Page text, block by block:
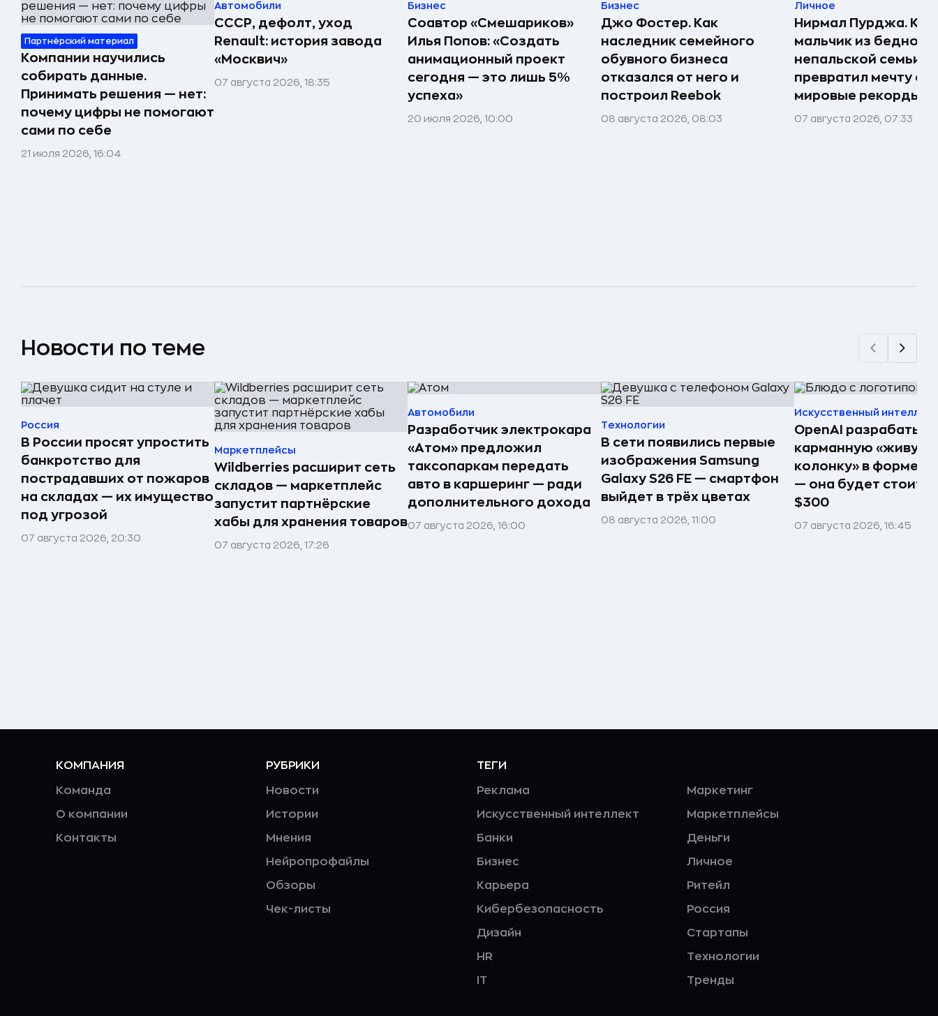
Партнёрский материал
Компании научились
собирать данные.
Принимать решения — нет:
почему цифры не помогают
сами по себе
21 июля 2026, 16:04
Автомобили
СССР, дефолт, уход
Renault: история завода
«Москвич»
07 августа 2026, 18:35
Бизнес
Соавтор «Смешариков»
Илья Попов: «Создать
анимационный проект
сегодня — это лишь 5%
успеха»
20 июля 2026, 10:00
Бизнес
Джо Фостер. Как
наследник семейного
обувного бизнеса
отказался от него и
построил Reebok
08 августа 2026, 08:03
Личное
Нирмал Пурджа. Как
мальчик из бедной
непальской семьи
превратил мечту о
мировые рекорды и
07 августа 2026, 07:33
Новости по теме
Россия
В России просят упростить
банкротство для
пострадавших от пожаров
на складах — их имущество
под угрозой
07 августа 2026, 20:30
Маркетплейсы
Wildberries расширит сеть
складов — маркетплейс
запустит партнёрские
хабы для хранения товаров
07 августа 2026, 17:26
Автомобили
Разработчик электрокара
«Атом» предложил
таксопаркам передать
авто в каршеринг — ради
дополнительного дохода
07 августа 2026, 16:00
Технологии
В сети появились первые
изображения Samsung
Galaxy S26 FE — смартфон
выйдет в трёх цветах
08 августа 2026, 11:00
Искусственный
OpenAI
карманную «живую
колонку» в форме
— она будет стоить
$300
07 августа 2026, 16:45
КОМПАНИЯ
Команда
О компании
Контакты
РУБРИКИ
Новости
Истории
Мнения
Нейропрофайлы
Обзоры
Чек-листы
ТЕГИ
Реклама
Искусственный интеллект
Банки
Бизнес
Карьера
Кибербезопасность
Дизайн
HR
IT
Маркетинг
Маркетплейсы
Деньги
Личное
Ритейл
Россия
Стартапы
Технологии
Тренды